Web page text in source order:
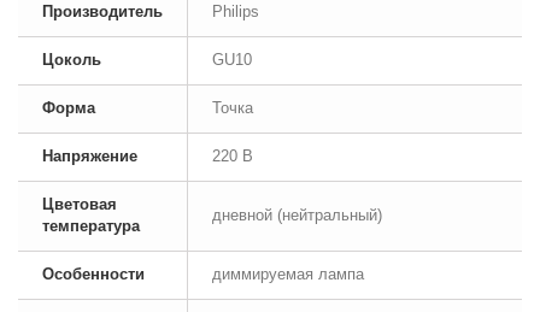
Производитель Philips
Цоколь GU10
Форма Точка
Напряжение 220 В
Цветовая
температура
дневной (нейтральный)
Особенности диммируемая лампа